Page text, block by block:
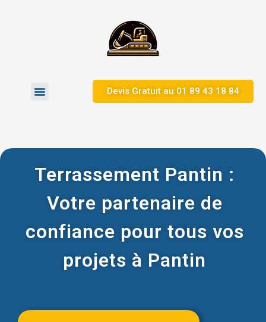
Devis Gratuit au 01 89 43 18 84
Terrassement Pantin :
Votre partenaire de
confiance pour tous vos
projets à Pantin